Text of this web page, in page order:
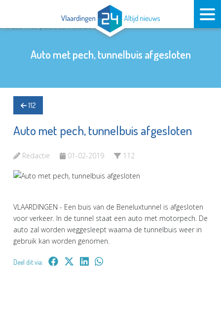
Auto met pech, tunnelbuis afgesloten
112
Auto met pech, tunnelbuis afgesloten
Redactie 01-02-2019 112
VLAARDINGEN - Een buis van de Beneluxtunnel is afgesloten
voor verkeer. In de tunnel staat een auto met motorpech. De
auto zal worden weggesleept waarna de tunnelbuis weer in
gebruik kan worden genomen.
Deel dit via: